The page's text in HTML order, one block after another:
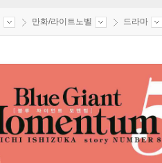
만화/라이트노벨 드라마